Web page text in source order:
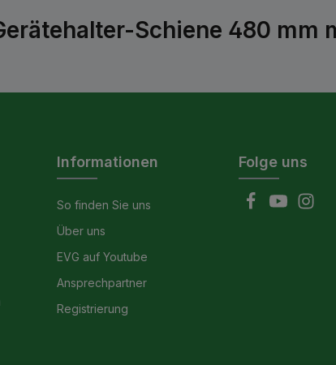
Schiene 480 mm
Informationen
So finden Sie uns
Über uns
EVG auf Youtube
Ansprechpartner
Registrierung
Folge uns